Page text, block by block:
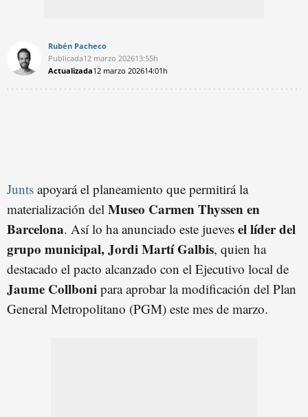
Rubén Pacheco
Publicada12 marzo 202613:55h
Actualizada12 marzo 202614:01h
Junts apoyará el planeamiento que permitirá la
materialización del Museo Carmen Thyssen en
Barcelona. Así lo ha anunciado este jueves el líder del
grupo municipal, Jordi Martí Galbis, quien ha
destacado el pacto alcanzado con el Ejecutivo local de
Jaume Collboni para aprobar la modificación del Plan
General Metropolitano (PGM) este mes de marzo.